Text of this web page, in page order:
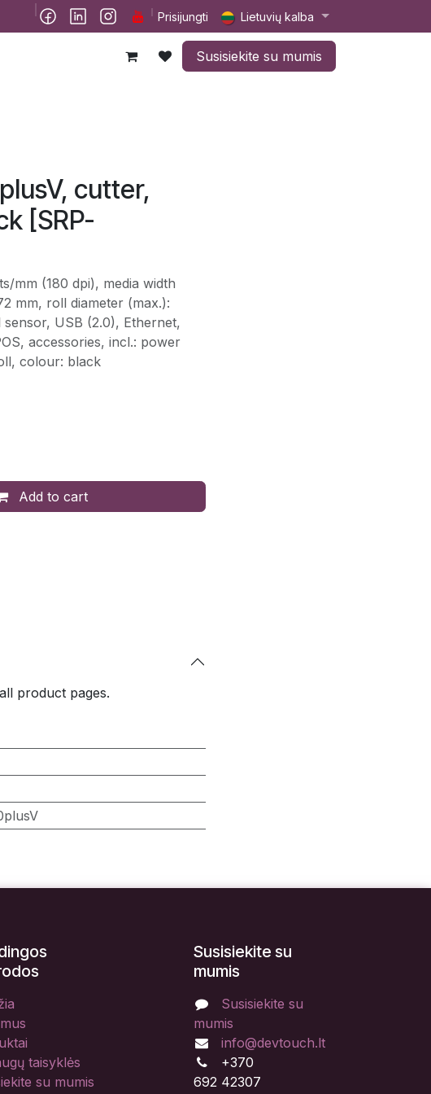
Kursai Help Darbai Susisiekite su mumis
Prisijungti Lietuvių kalba
Susisiekite su mumis
cutter,
[SRP-
mm (180 dpi), media width
mm, roll diameter (max.):
USB (2.0), Ethernet,
accessories, incl.: power
colour: black
Add to cart
product pages.
taisyklės
su mumis
Susisiekite su
mumis
Susisiekite su
mumis
info@devtouch.lt
+370
692 42307